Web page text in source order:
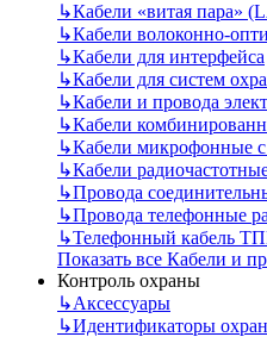
↳Кабели «витая пара»
↳Кабели волоконно-
↳Кабели для интерфейса
↳Кабели для систем
↳Кабели и провода
↳Кабели
↳Кабели микрофонные
↳Кабели
↳Провода
↳Провода телефонные
↳Телефонный кабель
Показать все Кабели и
Контроль охраны
↳Аксессуары
↳Идентификаторы